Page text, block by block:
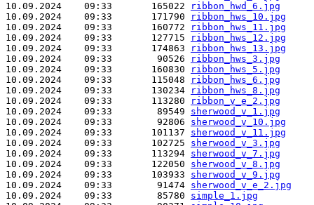
10.09.2024    09:33       165022
ribbon_hwd_6.jpg
10.09.2024    09:33       171790
ribbon_hws_10.jpg
10.09.2024    09:33       160772
ribbon_hws_11.jpg
10.09.2024    09:33       127715
ribbon_hws_12.jpg
10.09.2024    09:33       174863
ribbon_hws_13.jpg
10.09.2024    09:33        90526
ribbon_hws_3.jpg
10.09.2024    09:33       160830
ribbon_hws_5.jpg
10.09.2024    09:33       115048
ribbon_hws_6.jpg
10.09.2024    09:33       130234
ribbon_hws_8.jpg
10.09.2024    09:33       113280
ribbon_v_e_2.jpg
10.09.2024    09:33        89549 sherwood_v_1.jpg
10.09.2024    09:33        92806 sherwood_v_10.jpg
10.09.2024    09:33       101137 sherwood_v_11.jpg
10.09.2024    09:33       102725 sherwood_v_3.jpg
10.09.2024    09:33       113294 sherwood_v_7.jpg
10.09.2024    09:33       122050 sherwood_v_8.jpg
10.09.2024    09:33       103933 sherwood_v_9.jpg
10.09.2024    09:33        91474 sherwood_v_e_2.jpg
10.09.2024    09:33        85780 simple_1.jpg